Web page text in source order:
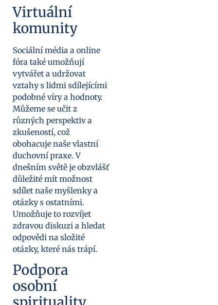
Virtuální
komunity
Sociální média a online
fóra také umožňují
vytvářet a udržovat
vztahy s lidmi sdílejícími
podobné víry a hodnoty.
Můžeme se učit z
různých perspektiv a
zkušeností, což
obohacuje naše vlastní
duchovní praxe. V
dnešním světě je obzvlášť
důležité mít možnost
sdílet naše myšlenky a
otázky s ostatními.
Umožňuje to rozvíjet
zdravou diskuzi a hledat
odpovědi na složité
otázky, které nás trápí.
Podpora
osobní